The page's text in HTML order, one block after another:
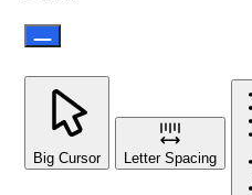
Big Cursor Letter Spacing